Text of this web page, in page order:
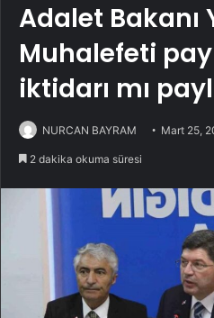
Adalet Bakanı
Muhalefeti
iktidarı mı
NURCAN BAYRAM Mart 25,
2 dakika okuma süresi